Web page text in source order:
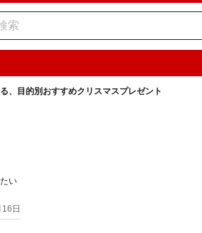
、目的別おすすめクリスマスプレゼント
い
日